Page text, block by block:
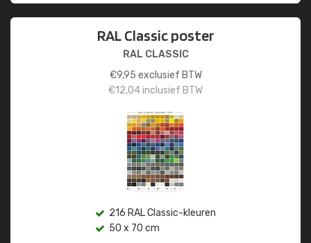
RAL Classic poster
RAL CLASSIC
€9,95 exclusief BTW
€12,04inclusief BTW
216 RAL Classic-kleuren
50 x 70 cm